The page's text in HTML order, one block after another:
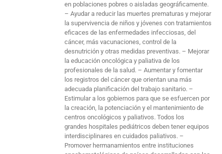
en poblaciones pobres o aisladas geográficamente.
– Ayudar a reducir las muertes prematuras y mejorar
la supervivencia de niños y jóvenes con tratamientos
eficaces de las enfermedades infecciosas, del
cáncer, más vacunaciones, control de la
desnutrición y otras medidas preventivas. – Mejorar
la educación oncológica y paliativa de los
profesionales de la salud. – Aumentar y fomentar
los registros del cáncer que orientan una más
adecuada planificación del trabajo sanitario. –
Estimular a los gobiernos para que se esfuercen por
la creación, la potenciación y el mantenimiento de
centros oncológicos y paliativos. Todos los
grandes hospitales pediátricos deben tener equipos
interdisciplinares en cuidados paliativos. –
Promover hermanamientos entre instituciones